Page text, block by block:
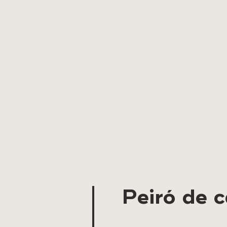
Peiró de